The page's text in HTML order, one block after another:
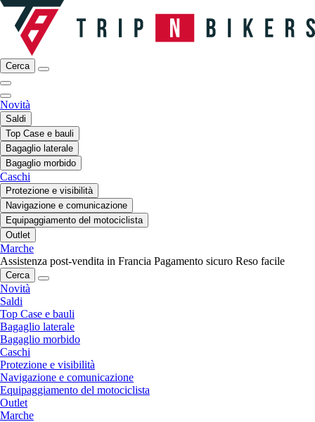
Cerca
Novità
Saldi
Top Case e bauli
Bagaglio laterale
Bagaglio morbido
Caschi
Protezione e visibilità
Navigazione e comunicazione
Equipaggiamento del motociclista
Outlet
Marche
Assistenza post-vendita in Francia Pagamento sicuro Reso facile
Cerca
Novità
Saldi
Top Case e bauli
Bagaglio laterale
Bagaglio morbido
Caschi
Protezione e visibilità
Navigazione e comunicazione
Equipaggiamento del motociclista
Outlet
Marche